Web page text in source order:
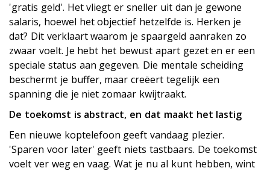
'gratis geld'. Het vliegt er sneller uit dan je gewone
salaris, hoewel het objectief hetzelfde is. Herken je
dat? Dit verklaart waarom je spaargeld aanraken zo
zwaar voelt. Je hebt het bewust apart gezet en er een
speciale status aan gegeven. Die mentale scheiding
beschermt je buffer, maar creëert tegelijk een
spanning die je niet zomaar kwijtraakt.
De toekomst is abstract, en dat maakt het lastig
Een nieuwe koptelefoon geeft vandaag plezier.
'Sparen voor later' geeft niets tastbaars. De toekomst
voelt ver weg en vaag. Wat je nu al kunt hebben, wint